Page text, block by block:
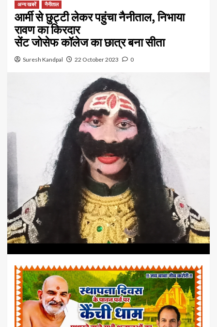
अन्य खबरें नैनीताल
आर्मी से छुट्टी लेकर पहुंचा नैनीताल, निभाया
रावण का किरदार
सेंट जोसेफ कॉलेज का छात्र बना सीता
Suresh Kandpal 22 October 2023 0